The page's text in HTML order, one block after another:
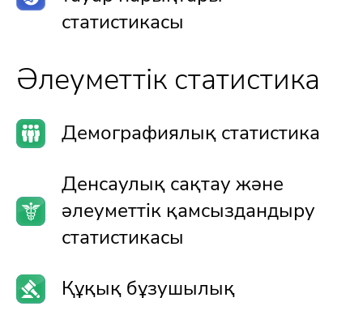
статистикасы
Әлеуметтік статистика
Демографиялық статистика
Денсаулық сақтау және
әлеуметтік қамсыздандыру
статистикасы
Құқық бұзушылық